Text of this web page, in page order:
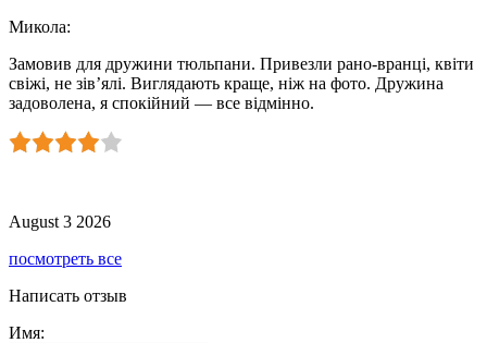
Микола:
Замовив для дружини тюльпани. Привезли рано-вранці, квіти
свіжі, не зів’ялі. Виглядають краще, ніж на фото. Дружина
задоволена, я спокійний — все відмінно.
August 3 2026
посмотреть все
Написать отзыв
Имя: